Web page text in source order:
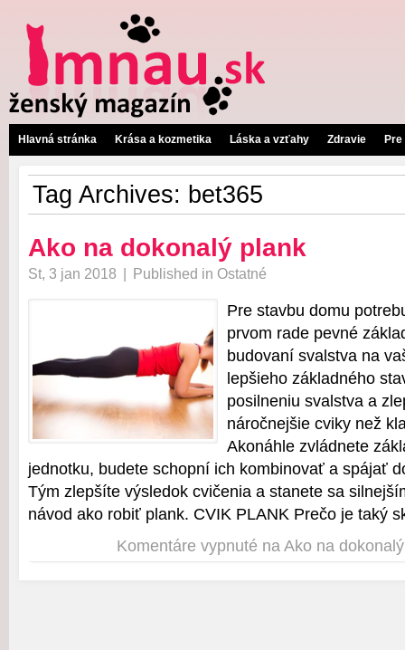
Hlavná stránka Krása a kozmetika Láska a vzťahy Zdravie
Tag Archives: bet365
Ako na dokonalý plank
St, 3 jan 2018 | Published in Ostatné
Pre stavbu domu
prvom rade pevné
budovaní svalstva na
lepšieho základného
posilneniu svalstva a
náročnejšie cviky než
Akonáhle zvládnete
jednotku, budete schopní ich kombinovať a spájať
Tým zlepšíte výsledok cvičenia a stanete sa
návod ako robiť plank. CVIK PLANK Prečo je taký
Komentáre vypnuté na Ako na